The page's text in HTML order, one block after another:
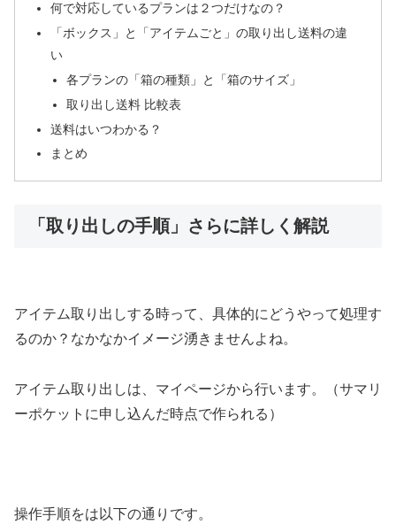
何で対応しているプランは２つだけなの？
「ボックス」と「アイテムごと」の取り出し送料の違
い
各プランの「箱の種類」と「箱のサイズ」
取り出し送料 比較表
送料はいつわかる？
まとめ
「取り出しの手順」さらに詳しく解説
アイテム取り出しする時って、具体的にどうやって処理す
るのか？なかなかイメージ湧きませんよね。
アイテム取り出しは、マイページから行います。（サマリ
ーポケットに申し込んだ時点で作られる）
操作手順をは以下の通りです。